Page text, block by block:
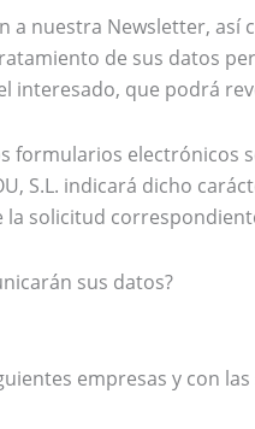
a nuestra Newsletter,
de sus datos
interesado, que podrá
formularios electrónicos
YOU, S.L. indicará dicho
la solicitud
sus datos?
empresas y con